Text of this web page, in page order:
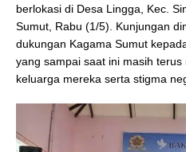
berlokasi di Desa Lingga, Kec.
Sumut, Rabu (1/5). Kunjungan
dukungan Kagama Sumut
yang sampai saat ini masih
keluarga mereka serta stigma